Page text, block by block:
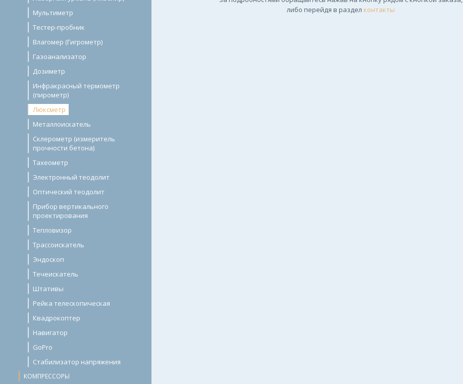
Мультиметр
Тестер-пробник
Влагомер (Гигрометр)
Газоанализатор
Дозиметр
Инфракрасный термометр
(пирометр)
Люксметр
Металлоискатель
Склерометр (измеритель
прочности бетона)
Тахеометр
Электронный теодолит
Оптический теодолит
Прибор вертикального
проектирования
Тепловизор
Трассоискатель
Эндоскоп
Течеискатель
Штативы
Рейка телескопическая
Квадрокоптер
Навигатор
GoPro
Стабилизатор напряжения
КОМПРЕССОРЫ
либо перейдя в раздел контакты